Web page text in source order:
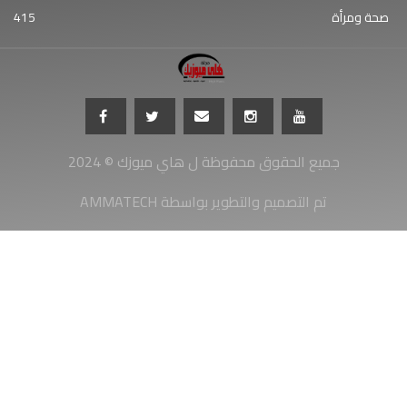
صحة ومرأة
415
جميع الحقوق محفوظة ل هاي ميوزك © 2024
AMMATECH تم التصميم والتطوير بواسطة